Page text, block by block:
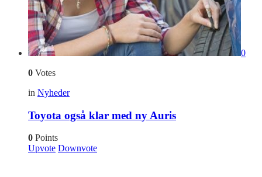
0
0 Votes
in Nyheder
Toyota også klar med ny Auris
0 Points
Upvote Downvote